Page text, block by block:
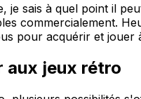
je sais à quel point il
commercialement.
pour acquérir et jouer
aux jeux rétro